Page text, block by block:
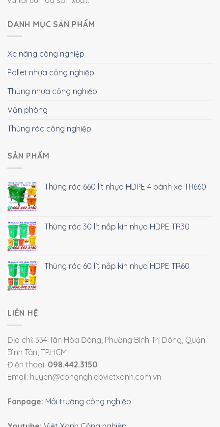
DANH MỤC SẢN PHẨM
Xe nâng công nghiệp
Pallet nhựa công nghiệp
Thùng nhựa công nghiệp
Văn phòng
Thùng rác công nghiệp
SẢN PHẨM
Thùng rác 660 lít nhựa HDPE 4 bánh xe TR660
Thùng rác 30 lít nắp kín nhựa HDPE TR30
Thùng rác 60 lít nắp kín nhựa HDPE TR60
LIÊN HỆ
Địa chỉ: 334 Tân Hòa Đông, Phường Bình Trị Đông, Quận
Bình Tân, TP.HCM
Điện thoại: 098.442.3150
Email: huyen@congnghiepvietxanh.com.vn
Fanpage: Môi trường công nghiệp